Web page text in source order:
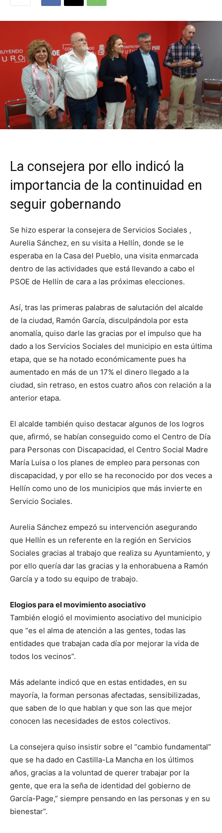
La consejera por ello indicó la
importancia de la continuidad en
seguir gobernando
Se hizo esperar la consejera de Servicios Sociales ,
Aurelia Sánchez, en su visita a Hellín, donde se le
esperaba en la Casa del Pueblo, una visita enmarcada
dentro de las actividades que está llevando a cabo el
PSOE de Hellín de cara a las próximas elecciones.
Así, tras las primeras palabras de salutación del alcalde
de la ciudad, Ramón García, disculpándola por esta
anomalía, quiso darle las gracias por el impulso que ha
dado a los Servicios Sociales del municipio en esta última
etapa, que se ha notado económicamente pues ha
aumentado en más de un 17% el dinero llegado a la
ciudad, sin retraso, en estos cuatro años con relación a la
anterior etapa.
El alcalde también quiso destacar algunos de los logros
que, afirmó, se habían conseguido como el Centro de Día
para Personas con Discapacidad, el Centro Social Madre
María Luisa o los planes de empleo para personas con
discapacidad, y por ello se ha reconocido por dos veces a
Hellín como uno de los municipios que más invierte en
Servicio Sociales.
Aurelia Sánchez empezó su intervención asegurando
que Hellín es un referente en la región en Servicios
Sociales gracias al trabajo que realiza su Ayuntamiento, y
por ello quería dar las gracias y la enhorabuena a Ramón
García y a todo su equipo de trabajo.
Elogios para el movimiento asociativo
También elogió el movimiento asociativo del municipio
que “es el alma de atención a las gentes, todas las
entidades que trabajan cada día por mejorar la vida de
todos los vecinos”.
Más adelante indicó que en estas entidades, en su
mayoría, la forman personas afectadas, sensibilizadas,
que saben de lo que hablan y que son las que mejor
conocen las necesidades de estos colectivos.
La consejera quiso insistir sobre el “cambio fundamental”
que se ha dado en Castilla-La Mancha en los últimos
años, gracias a la voluntad de querer trabajar por la
gente, que era la seña de identidad del gobierno de
García-Page,” siempre pensando en las personas y en su
bienestar”.